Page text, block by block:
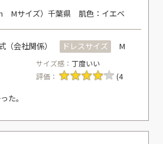
Mサイズ） 千葉県 肌色：イエベ
（会社関係） ドレスサイズ M
サイズ感：丁度いい
評価： (4
た。